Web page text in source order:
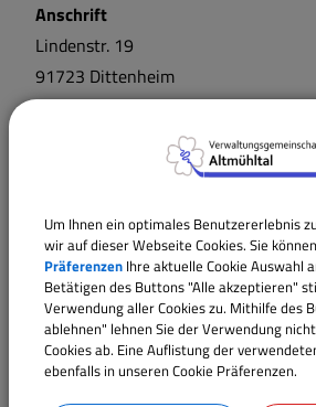
Anschrift
Lindenstr. 19
91723 Dittenheim
Um Ihnen ein optimales Benutzererlebnis
wir auf dieser Webseite Cookies. Sie
Präferenzen Ihre aktuelle Cookie Auswahl
Betätigen des Buttons "Alle akzeptieren"
Verwendung aller Cookies zu. Mithilfe des
ablehnen" lehnen Sie der Verwendung
Cookies ab. Eine Auflistung der
ebenfalls in unseren Cookie Präferenzen.